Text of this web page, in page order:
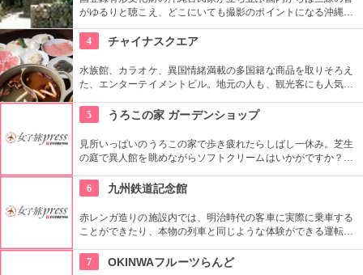
がゆるりと聴こえ、どこにいても撮影のポイントになる沖縄ら
しさを体験できる場所。シーサーの色付けや貸衣装を来られた
り、どれを体験したら良いか迷ってしまう程！沖縄を丸ごと感
4 チャイナスクエア
水族館、カラオケ、異国情緒満載の多国籍な商品を取りそろえ
た、エンターテイメントビル。地元の人も、観光客にも人気で
5
うろこの家 ガーデンショップ
見所いっぱいのうろこの家で歩き疲れたらしばし一休み。芝生
の庭で異人館を眺めながらソフトクリームはいかがですか？新
おいしさ。店内はお土産品も揃ってます。
6 九州鉄道記念館
赤レンガ造りの施設内では、明治時代の客車に実際に乗車する
ことができたり、本物の列車と同じような体験ができる運転シ
クです。
7 OKINWAフルーツらんど